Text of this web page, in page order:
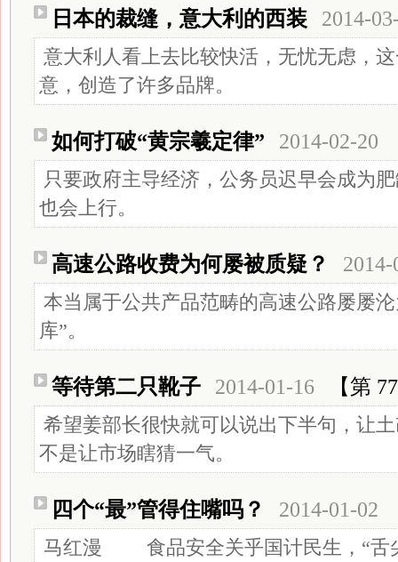
日本的裁缝，意大利的西装 2014-
意大利人看上去比较快活，无忧无虑，
意，创造了许多品牌。
如何打破“黄宗羲定律” 2014-02-20
只要政府主导经济，公务员迟早会成为
也会上行。
高速公路收费为何屡被质疑？
本当属于公共产品范畴的高速公路屡屡
库”。
等待第二只靴子 2014-01-16 【第
希望姜部长很快就可以说出下半句，让
不是让市场瞎猜一气。
四个“最”管得住嘴吗？ 2014-01-02
马红漫 食品安全关乎国计民生，“舌